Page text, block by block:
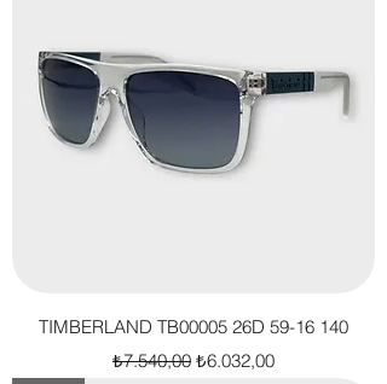
TIMBERLAND TB00005 26D 59-16 140
Normal Fiyat
₺7.540,00 İndirimli Fiyat
₺6.032,00